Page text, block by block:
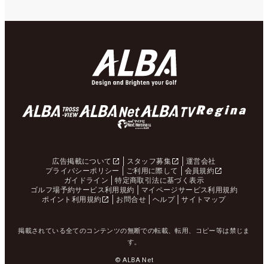
広告掲載について スタッフ募集
運営会社
プライバシーポリシー
ご利用に際して
会員規約
ガイドライン
特定商取引法に基づく表示
ゴルフ場予約サービス利用規約
マイページサービス利用規約
ポイント利用規約
お問合せ ヘルプ サイトマップ
掲載されている全てのコンテンツの無断での転載、転用、コピー等は禁じま
す。
© ALBA Net